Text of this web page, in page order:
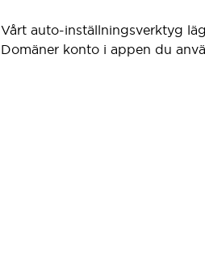
Vårt auto-inställningsverktyg
Domäner konto i appen du